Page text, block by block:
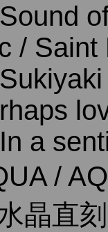
/ Saint
a
/
晶直刻